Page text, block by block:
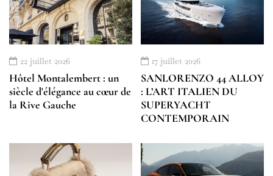
22 juillet 2026
Hôtel Montalembert : un
siècle d'élégance au cœur de
la Rive Gauche
17 juillet 2026
SANLORENZO 44 ALLOY
: L’ART ITALIEN DU
SUPERYACHT
CONTEMPORAIN